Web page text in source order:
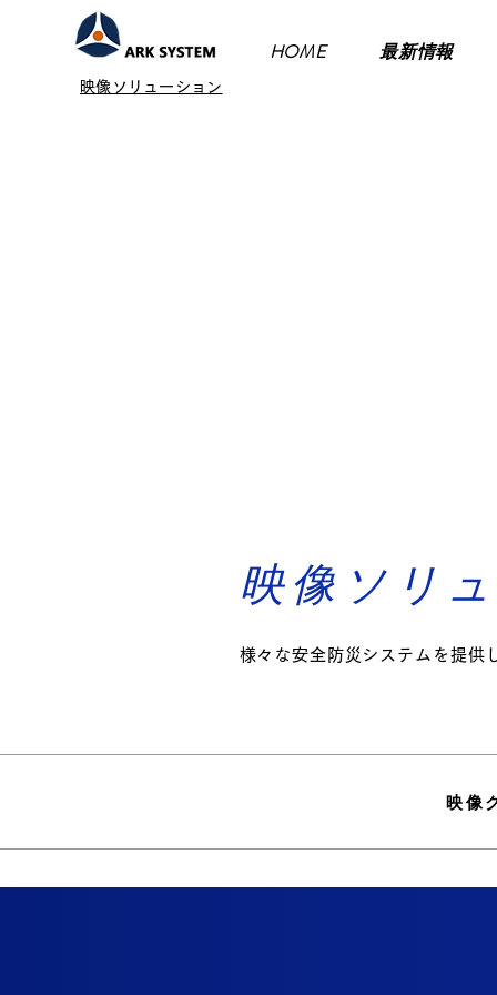
映像ソリューション
HOME 最新情報
映像ソリ
様々な安全防災システムを提供
映像